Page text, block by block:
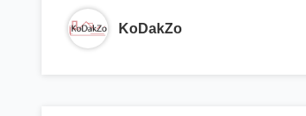
KoDakZo